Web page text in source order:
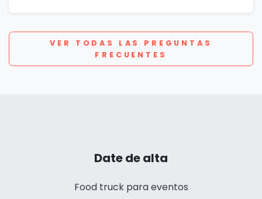
VER TODAS LAS PREGUNTAS
FRECUENTES
Date de alta
Food truck para eventos